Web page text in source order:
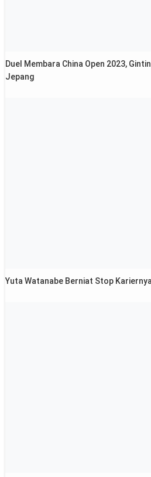
Duel Membara China Open 2023,
Jepang
Yuta Watanabe Berniat Stop